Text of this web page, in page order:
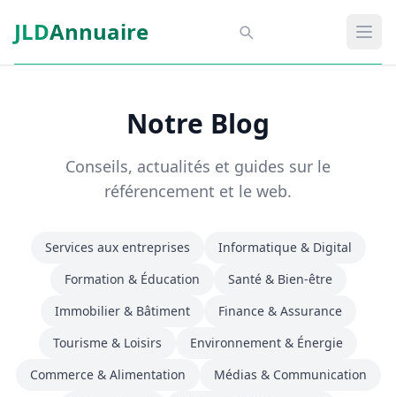
Aspect SDM
JLDAnnuaire
Notre Blog
Conseils, actualités et guides sur le
référencement et le web.
Services aux entreprises
Informatique & Digital
Formation & Éducation
Santé & Bien-être
Immobilier & Bâtiment
Finance & Assurance
Tourisme & Loisirs
Environnement & Énergie
Commerce & Alimentation
Médias & Communication